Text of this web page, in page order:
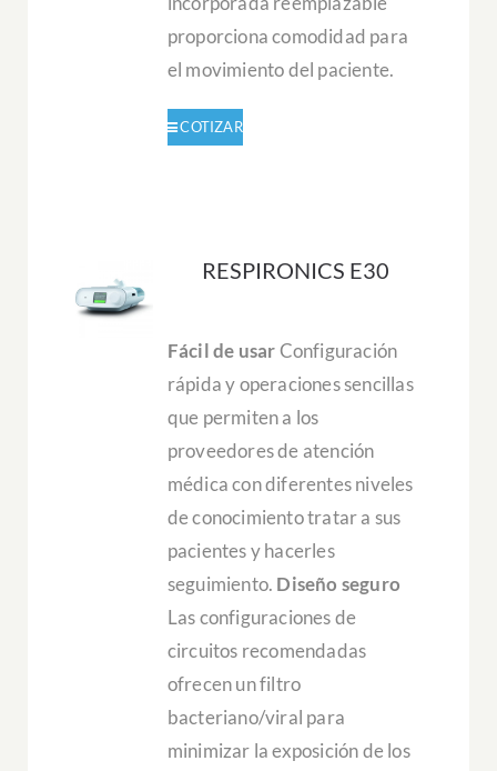
proporciona comodidad para
el movimiento del paciente.
RESPIRONICS E30
Fácil de usarConfiguración
rápida y operaciones sencillas
que permiten a los
proveedores de atención
médica con diferentes niveles
de conocimiento tratar a sus
pacientes y hacerles
seguimiento. Diseño seguro
Las configuraciones de
circuitos recomendadas
ofrecen un filtro
bacteriano/viral para
minimizar la exposición de los